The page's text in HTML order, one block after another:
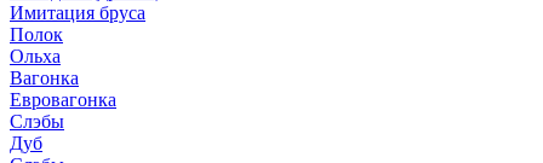
Имитация бруса
Полок
Ольха
Вагонка
Евровагонка
Слэбы
Дуб